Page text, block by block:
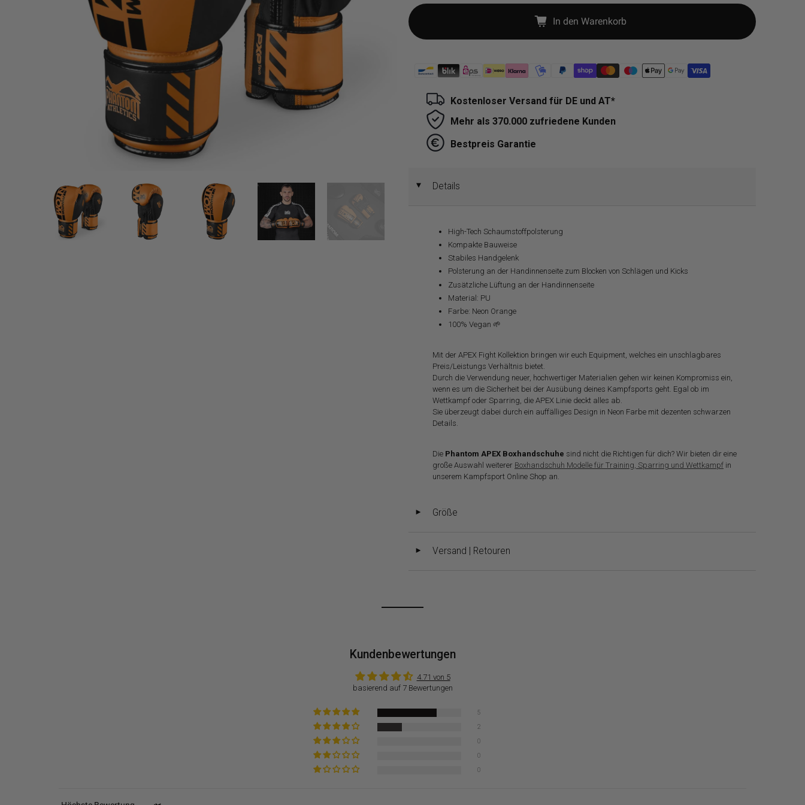
In den Warenkorb
Kostenloser Versand für DE und AT*
Mehr als 370.000 zufriedene Kunden
Bestpreis Garantie
◄ Details
High-Tech Schaumstoffpolsterung
Kompakte Bauweise
Stabiles Handgelenk
Polsterung an der Handinnenseite zum Blocken von Schlägen und Kicks
Zusätzliche Lüftung an der Handinnenseite
Material: PU
Farbe: Neon Orange
100% Vegan 🌱
Mit der APEX Fight Kollektion bringen wir euch Equipment, welches ein unschlagbares
Preis/Leistungs Verhältnis bietet.
Durch die Verwendung neuer, hochwertiger Materialien gehen wir keinen Kompromiss ein,
wenn es um die Sicherheit bei der Ausübung deines Kampfsports geht. Egal ob im
Wettkampf oder Sparring, die APEX Linie deckt alles ab.
Sie überzeugt dabei durch ein auffälliges Design in Neon Farbe mit dezenten schwarzen
Details.
Die Phantom APEX Boxhandschuhe sind nicht die Richtigen für dich? Wir bieten dir eine
große Auswahl weiterer Boxhandschuh Modelle für Training, Sparring und Wettkampf in
unserem Kampfsport Online Shop an.
◄ Größe
◄ Versand | Retouren
Kundenbewertungen
4.71 von 5
basierend auf 7 Bewertungen
5
2
0
0
0